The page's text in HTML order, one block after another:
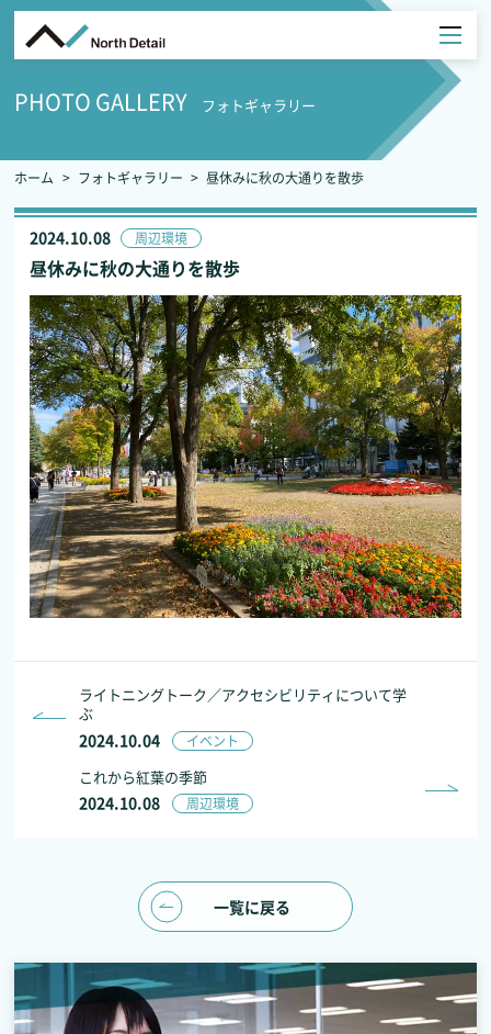
PHOTO GALLERY フォトギャラリー
ホーム フォトギャラリー 昼休みに秋の大通りを散歩
2024.10.08 周辺環境
昼休みに秋の大通りを散歩
2024.10.04 イベント
ライトニングトーク／アクセシビリティについて学
ぶ
2024.10.08 周辺環境
これから紅葉の季節
一覧に戻る